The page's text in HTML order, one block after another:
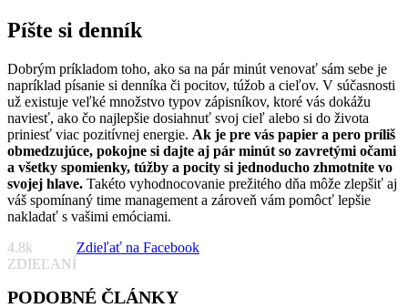
Píšte si denník
Dobrým príkladom toho, ako sa na pár minút venovať sám sebe je
napríklad písanie si denníka či pocitov, túžob a cieľov. V súčasnosti
už existuje veľké množstvo typov zápisníkov, ktoré vás dokážu
naviesť, ako čo najlepšie dosiahnuť svoj cieľ alebo si do života
priniesť viac pozitívnej energie. Ak je pre vás papier a pero príliš
obmedzujúce, pokojne si dajte aj pár minút so zavretými očami
a všetky spomienky, túžby a pocity si jednoducho zhmotnite vo
svojej hlave. Takéto vyhodnocovanie prežitého dňa môže zlepšiť aj
váš spomínaný time management a zároveň vám pomôcť lepšie
nakladať s vašimi emóciami.
4.8k
ZDIEĽANÍ
Zdieľať na Facebook
PODOBNÉ ČLÁNKY